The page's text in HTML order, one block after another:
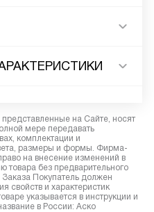
на Сайте, носят
мере передавать
комплектации и
размеры и формы. Фирма-
на внесение изменений в
товара без предварительного
Покупатель должен
свойств и характеристик
указывается в инструкции и
в России: Аско